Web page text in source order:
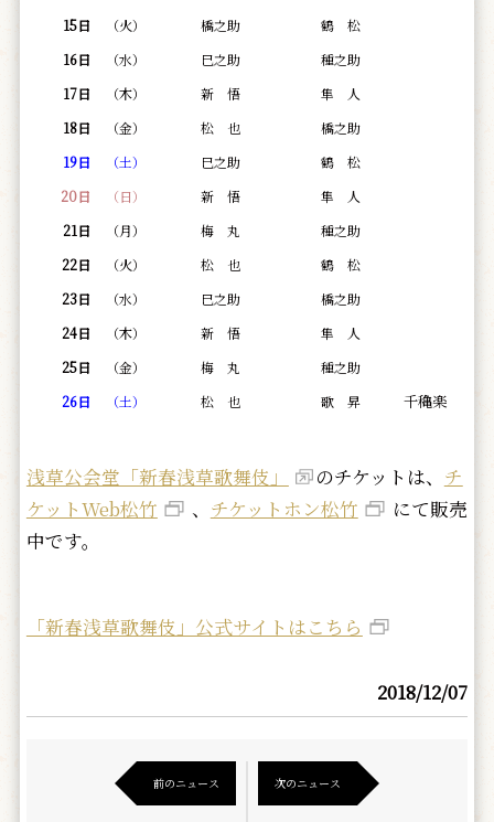
15日 （火） 橋之助
鶴 松
16日
（水） 巳之助
種之助
17日
（木） 新 悟
隼 人
18日
（金） 松 也
橋之助
19日
（土） 巳之助
鶴 松
20日
（日） 新 悟
隼 人
21日
（月） 梅 丸
種之助
22日
（火） 松 也
鶴 松
23日
（水） 巳之助
橋之助
24日
（木） 新 悟
隼 人
25日
（金） 梅 丸
種之助
26日
（土） 松 也 歌 昇 千穐楽
浅草公会堂「新春浅草歌舞伎」 のチケットは、 チ
ケットWeb松竹
、 チケットホン松竹
にて販売
中です。
「新春浅草歌舞伎」公式サイトはこちら
2018/12/07
前のニュース 次のニュース